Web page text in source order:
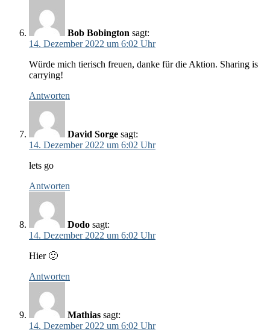
Bob Bobington sagt:
14. Dezember 2022 um 6:02 Uhr
Würde mich tierisch freuen, danke für die Aktion. Sharing is
carrying!
Antworten
David Sorge sagt:
14. Dezember 2022 um 6:02 Uhr
lets go
Antworten
Dodo sagt:
14. Dezember 2022 um 6:02 Uhr
Hier 🙂
Antworten
Mathias sagt:
14. Dezember 2022 um 6:02 Uhr